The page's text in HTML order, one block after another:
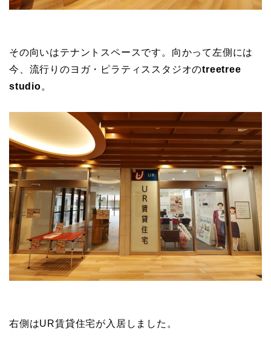
その向いはテナントスペースです。向かって左側には
今、流行りのヨガ・ピラティススタジオのtreetree
studio。
右側はUR賃貸住宅が入居しました。